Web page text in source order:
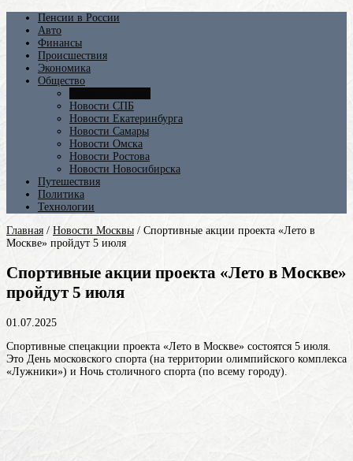
Пенсии в России
Авто
Финансы
Происшествия
Экономика
Общество
Новости СПБ
Новости Екатеринбурга
Новости Самары
Новости Омска
Новости Ростова
Новости Новосибирска
Путешествия
Политика
Технологии
Главная / Новости Москвы / Спортивные акции проекта «Лето в
Москве» пройдут 5 июля
Спортивные акции проекта «Лето в Москве»
пройдут 5 июля
01.07.2025
Спортивные спецакции проекта «Лето в Москве» состоятся 5 июля.
Это День московского спорта (на территории олимпийского комплекса
«Лужники») и Ночь столичного спорта (по всему городу).